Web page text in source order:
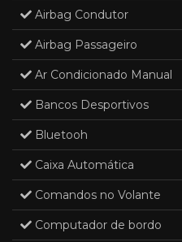
Airbag Condutor
Airbag Passageiro
Ar Condicionado Manual
Bancos Desportivos
Bluetooh
Caixa Automática
Comandos no Volante
Computador de bordo